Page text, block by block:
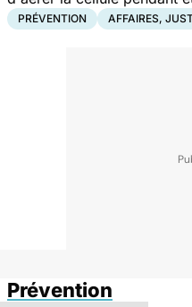
PRÉVENTION AFFAIRES,
Prévention